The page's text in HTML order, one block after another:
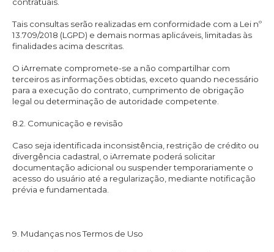
Tais consultas serão realizadas em conformidade com a Lei nº
13.709/2018 (LGPD) e demais normas aplicáveis, limitadas às
finalidades acima descritas.
O iArremate compromete-se a não compartilhar com
terceiros as informações obtidas, exceto quando necessário
para a execução do contrato, cumprimento de obrigação
legal ou determinação de autoridade competente.
8.2. Comunicação e revisão
Caso seja identificada inconsistência, restrição de crédito ou
divergência cadastral, o iArremate poderá solicitar
documentação adicional ou suspender temporariamente o
acesso do usuário até a regularização, mediante notificação
prévia e fundamentada.
9. Mudanças nos Termos de Uso